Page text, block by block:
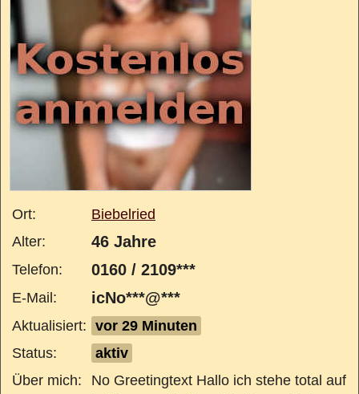
Ort:
Biebelried
Alter:
46 Jahre
Telefon: 0160 / 2109***
E-Mail: icNo***@***
Aktualisiert: vor 29 Minuten
Status:
aktiv
Über mich:
No Greetingtext Hallo ich stehe total auf